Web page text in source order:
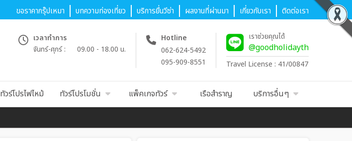
ขอราคากรุ๊ปเหมา บทความท่องเที่ยว บริการยื่นวีซ่า ผลงานที่ผ่านมา เกี่ยวกับเรา ติดต่อเรา
เวลาทำการ
จันทร์-ศุกร์ :
09.00 - 18.00 น.
Hotline
062-624-5492
095-909-8551
เราช่วยคุณได้
@goodholidayth
Travel License : 41/00847
ทัวร์โปรไฟไหม้ ทัวร์โปรโมชั่น แพ็คเกจทัวร์ เรือสำราญ บริการอื่นๆ